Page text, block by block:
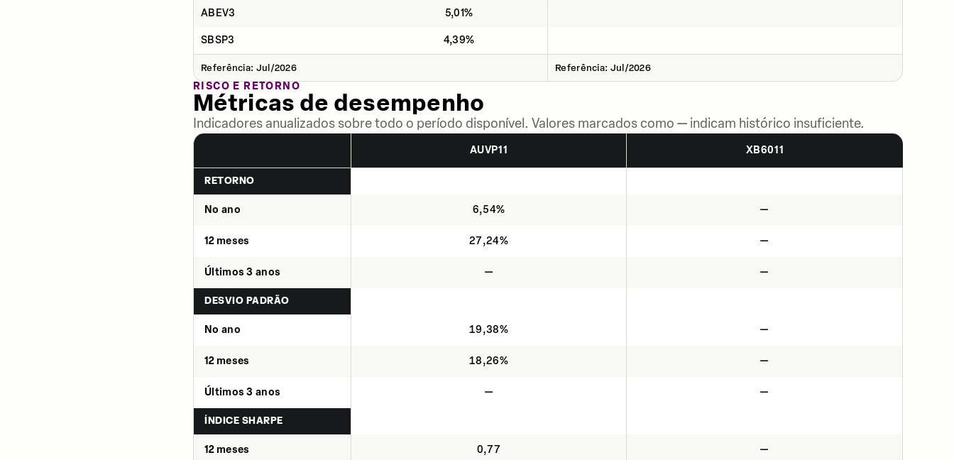
ABEV3 5,01%
SBSP3 4,39%
Referência: Jul/2026 Referência: Jul/2026
RISCO E RETORNO
Métricas de desempenho
Indicadores anualizados sobre todo o período disponível. Valores marcados como — indicam histórico insuficiente.
AUVP11 XB6011
RETORNO
No ano 6,54% —
12 meses 27,24% —
Últimos 3 anos — —
DESVIO PADRÃO
No ano 19,38% —
12 meses 18,26% —
Últimos 3 anos — —
ÍNDICE SHARPE
12 meses 0,77 —